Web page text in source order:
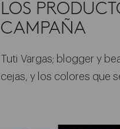
LOS
CAMPAÑA
Tuti Vargas; blogger y
cejas, y los colores que